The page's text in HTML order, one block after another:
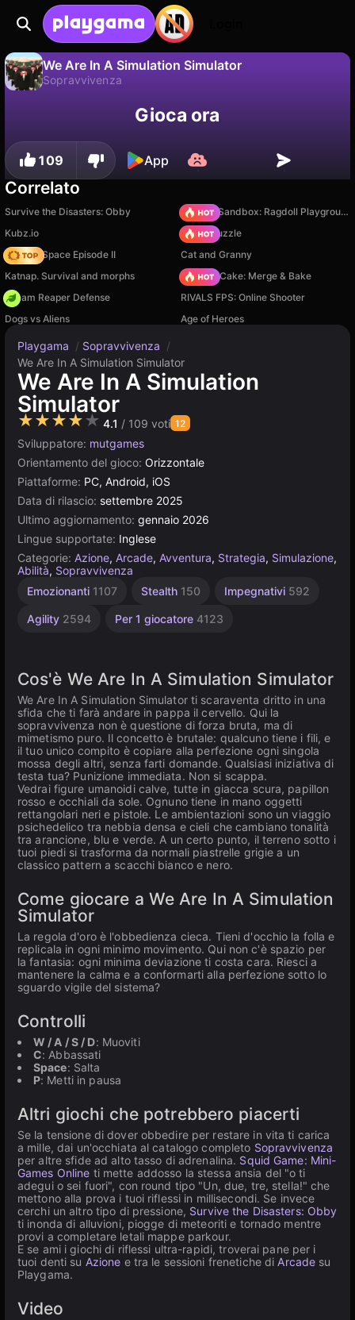
We Are In A Simulation Simulator
Sopravvivenza
Salva i progressi!Gioca ora
109 App
Correlato
Survive the Disasters: Obby
Sprunki Sandbox: Ragdoll Playground Mode
Kubz.io
Arrow Puzzle
Zombie Space Episode II
Cat and Granny
Katnap. Survival and morphs
Piece of Cake: Merge & Bake
Dream Reaper Defense
RIVALS FPS: Online Shooter
Dogs vs Aliens
Age of Heroes
Playgama / Sopravvivenza /
We Are In A Simulation Simulator
We Are In A Simulation
Simulator
★★★★★ 4.1 / 109 voti 12
Sviluppatore: mutgames
Orientamento del gioco: Orizzontale
Piattaforme: PC, Android, iOS
Data di rilascio: settembre 2025
Ultimo aggiornamento: gennaio 2026
Lingue supportate: Inglese
Categorie: Azione, Arcade, Avventura, Strategia, Simulazione,
Abilità, Sopravvivenza
Emozionanti 1107 Stealth 150 Impegnativi 592
Agility 2594 Per 1 giocatore 4123
Cos'è We Are In A Simulation Simulator
We Are In A Simulation Simulator ti scaraventa dritto in una
sfida che ti farà andare in pappa il cervello. Qui la
sopravvivenza non è questione di forza bruta, ma di
mimetismo puro. Il concetto è brutale: qualcuno tiene i fili, e
il tuo unico compito è copiare alla perfezione ogni singola
mossa degli altri, senza farti domande. Qualsiasi iniziativa di
testa tua? Punizione immediata. Non si scappa.
Vedrai figure umanoidi calve, tutte in giacca scura, papillon
rosso e occhiali da sole. Ognuno tiene in mano oggetti
rettangolari neri e pistole. Le ambientazioni sono un viaggio
psichedelico tra nebbia densa e cieli che cambiano tonalità
tra arancione, blu e verde. A un certo punto, il terreno sotto i
tuoi piedi si trasforma da normali piastrelle grigie a un
classico pattern a scacchi bianco e nero.
Come giocare a We Are In A Simulation
Simulator
La regola d'oro è l'obbedienza cieca. Tieni d'occhio la folla e
replicala in ogni minimo movimento. Qui non c'è spazio per
la fantasia: ogni minima deviazione ti costa cara. Riesci a
mantenere la calma e a conformarti alla perfezione sotto lo
sguardo vigile del sistema?
Controlli
W / A / S / D: Muoviti
C: Abbassati
Space: Salta
P: Metti in pausa
Altri giochi che potrebbero piacerti
Se la tensione di dover obbedire per restare in vita ti carica
a mille, dai un'occhiata al catalogo completo Sopravvivenza
per altre sfide ad alto tasso di adrenalina. Squid Game: Mini-
Games Online ti mette addosso la stessa ansia del "o ti
adegui o sei fuori", con round tipo "Un, due, tre, stella!" che
mettono alla prova i tuoi riflessi in millisecondi. Se invece
cerchi un altro tipo di pressione, Survive the Disasters: Obby
ti inonda di alluvioni, piogge di meteoriti e tornado mentre
provi a completare letali mappe parkour.
E se ami i giochi di riflessi ultra-rapidi, troverai pane per i
tuoi denti su Azione e tra le sessioni frenetiche diArcade su
Playgama.
Video